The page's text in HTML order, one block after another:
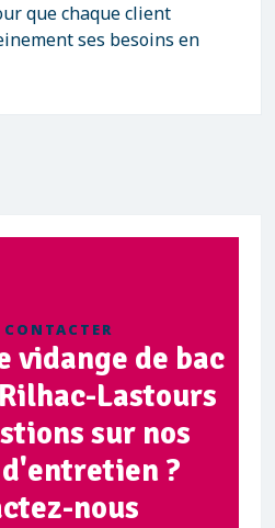
que chaque client
ses besoins en
vidange de bac
Lastours
sur nos
?
nous